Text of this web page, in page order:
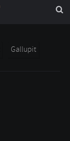
Gallupit